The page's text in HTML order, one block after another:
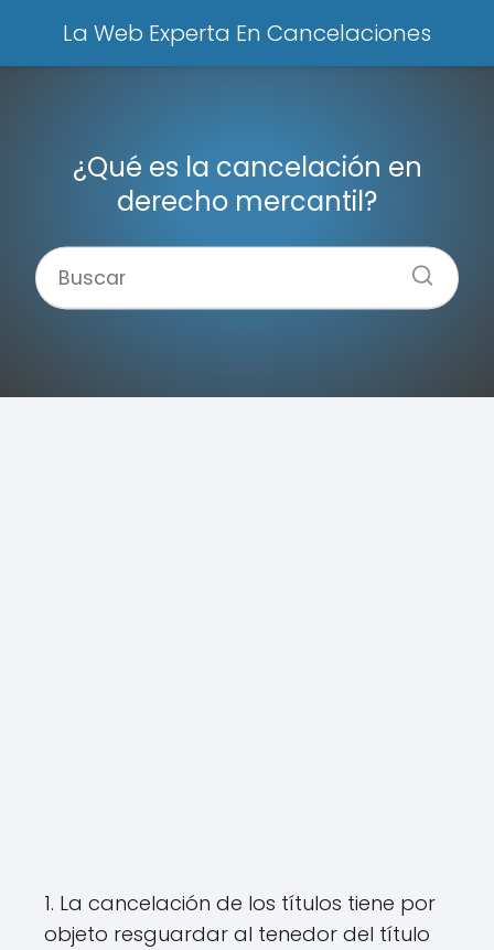
La Web Experta En Cancelaciones
¿Qué es la cancelación en
derecho mercantil?
1. La cancelación de los títulos tiene por
objeto resguardar al tenedor del título